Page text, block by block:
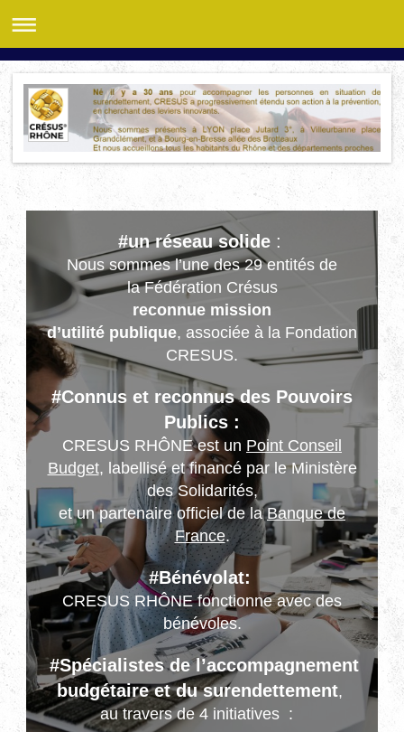
#un réseau solide:
Nous sommes l’une des 29 entités de
laFédération Crésus
reconnue mission
d’utilité publique, associée à la Fondation
CRESUS.
#Connus et reconnus des Pouvoirs
Publics :
CRESUS RHÔNE est un Point Conseil
Budget, labellisé et financé par le Ministère
des Solidarités,
et un partenaire officiel de laBanque de
France.
#Bénévolat:
CRESUS RHÔNE fonctionne avec des
bénévoles.
#Spécialistes de l’accompagnement
budgétaire et du surendettement,
au travers de 4 initiatives :